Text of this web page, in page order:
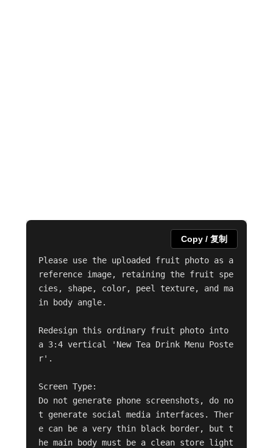
Please use the uploaded fruit photo as a
reference image, retaining the fruit spe
cies, shape, color, peel texture, and ma
in body angle.
Redesign this ordinary fruit photo into
a 3:4 vertical 'New Tea Drink Menu Poste
r'.
Screen Type:
Do not generate phone screenshots, do no
t generate social media interfaces. Ther
e can be a very thin black border, but t
he main body must be a clean store light
Copy / 复制